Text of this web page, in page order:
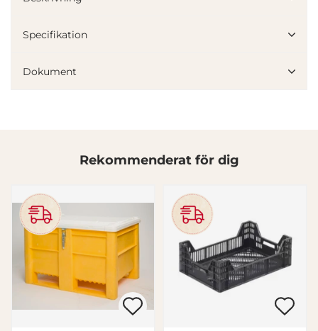
vidarebefordrar även sådana identifierare och annan
Inställningar
Statistik
Marknadsföring
Specifikation
Dokument
Rekommenderat för dig